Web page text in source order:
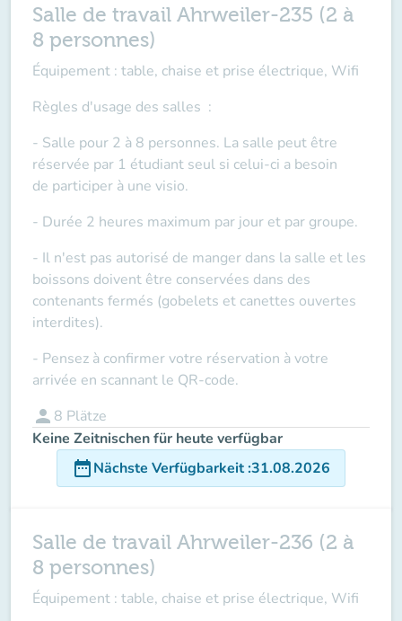
Salle de travail Ahrweiler-235 (2 à
8 personnes)
Équipement : table, chaise et prise électrique, Wifi
Règles d'usage des salles :
- Salle pour 2 à 8 personnes. La salle peut être
réservée par 1 étudiant seul si celui-ci a besoin
de participer à une visio.
- Durée 2 heures maximum par jour et par groupe.
- Il n'est pas autorisé de manger dans la salle et les
boissons doivent être conservées dans des
contenants fermés (gobelets et canettes ouvertes
interdites).
- Pensez à confirmer votre réservation à votre
arrivée en scannant le QR-code.
person 8 Plätze
Keine Zeitnischen für heute verfügbar
date_rangeNächste Verfügbarkeit:31.08.2026
Salle de travail Ahrweiler-236 (2 à
8 personnes)
Équipement : table, chaise et prise électrique, Wifi